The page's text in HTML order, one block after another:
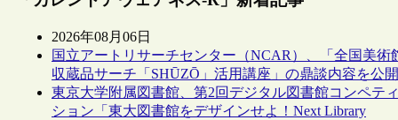
2026年08月06日
国立アートリサーチセンター（NCAR）、「全国美術
収蔵品サーチ「SHŪZŌ」活用講座」の鼎談内容を公開
東京大学附属図書館、第2回デジタル図書館コンペティ
ション「東大図書館をデザインせよ！Next Library